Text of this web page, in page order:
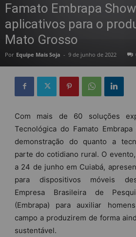
Famato Embrapa
aplicativos para o
Mato Grosso
Por Equipe Mais Soja - 9 de junho de 2022
Com mais de 60 soluções
Tecnológica do Famato
demonstração do quanto a
parte do cotidiano rural. O
a 24 de junho em Cuiabá,
para dispositivos móveis
Empresa Brasileira de
(Embrapa) para auxiliar
campo a produzirem de forma
sustentável.